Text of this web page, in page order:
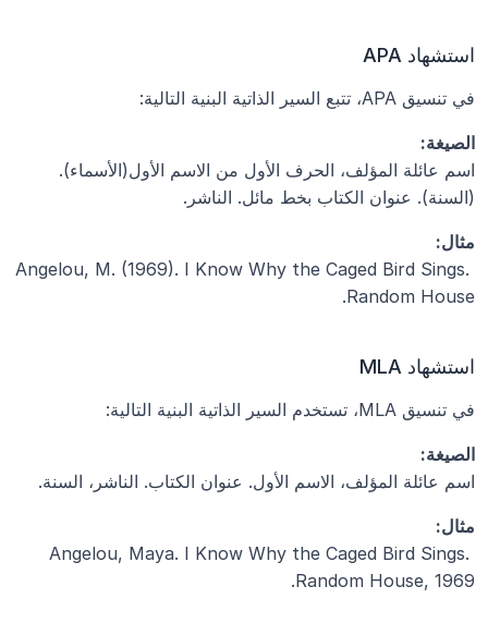
استشهاد APA
في تنسيق APA، تتبع السير الذاتية البنية التالية:
الصيغة:
(السنة). عنوان الكتاب بخط مائل. الناشر.
مثال:
Angelou, M. (1969). I Know Why the Caged Bird Sings.
Random House.
استشهاد MLA
في تنسيق MLA، تستخدم السير الذاتية البنية التالية:
الصيغة:
اسم عائلة المؤلف، الاسم الأول. عنوان الكتاب. الناشر، السنة.
مثال:
Angelou, Maya. I Know Why the Caged Bird Sings.
Random House, 1969.